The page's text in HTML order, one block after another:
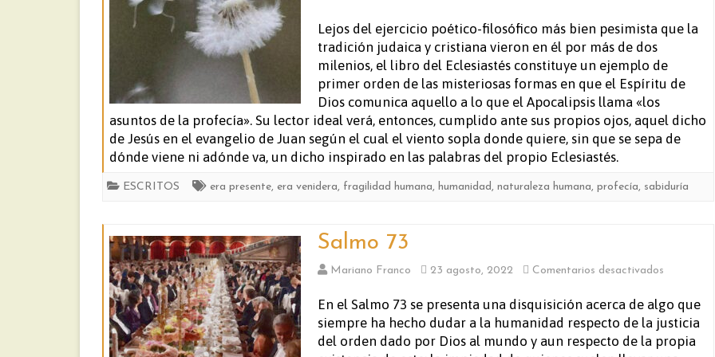
Eclesiastés
Lejos del ejercicio poético-filosófico más bien pesimista que la
tradición judaica y cristiana vieron en él por más de dos
milenios, el libro del Eclesiastés constituye un ejemplo de
primer orden de las misteriosas formas en que el Espíritu de
Dios comunica aquello a lo que el Apocalipsis llama «los
asuntos de la profecía». Su lector ideal verá, entonces, cumplido ante sus propios ojos, aquel dicho
de Jesús en el evangelio de Juan según el cual el viento sopla donde quiere, sin que se sepa de
dónde viene ni adónde va, un dicho inspirado en las palabras del propio Eclesiastés.
ESCRITOS era presente, era venidera, fragilidad humana, humanidad, naturaleza humana, profecía, sabiduría
Salmo 73
Mariano Franco 23 agosto, 2022 Comentarios desactivados
73
En el Salmo 73 se presenta una disquisición acerca de algo que
siempre ha hecho dudar a la humanidad respecto de la justicia
del orden dado por Dios al mundo y aun respecto de la propia